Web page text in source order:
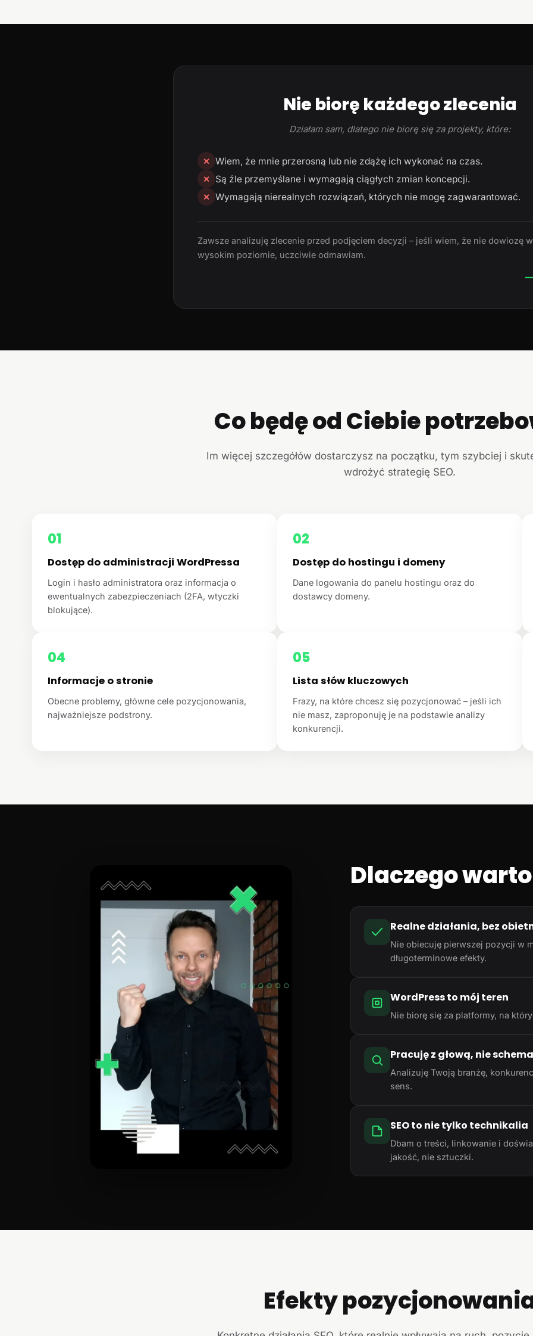
Nie biorę każdego zlecenia
Działam sam, dlatego nie biorę się za projekty, które:
✕ Wiem, że mnie przerosną lub nie zdążę ich wykonać na czas.
✕ Są źle przemyślane i wymagają ciągłych zmian koncepcji.
✕ Wymagają nierealnych rozwiązań, których nie mogę zagwarantować.
Zawsze analizuję zlecenie przed podjęciem decyzji – jeśli wiem, że nie dowiozę
wysokim poziomie, uczciwie odmawiam.
—
Co będę od Ciebie
Im więcej szczegółów dostarczysz na początku, tym szybciej i
wdrożyć strategię SEO.
01
Dostęp do administracji WordPressa
Login i hasło administratora oraz informacja o
ewentualnych zabezpieczeniach (2FA, wtyczki
blokujące).
02
Dostęp do hostingu i domeny
Dane logowania do panelu hostingu oraz do
dostawcy domeny.
04
Informacje o stronie
Obecne problemy, główne cele pozycjonowania,
najważniejsze podstrony.
05
Lista słów kluczowych
Frazy, na które chcesz się pozycjonować – jeśli ich
nie masz, zaproponuję je na podstawie analizy
konkurencji.
Dlaczego
Realne działania, bez
Nie obiecuję pierwszej pozycji w
długoterminowe efekty.
WordPress to mój teren
Nie biorę się za platformy, na
Pracuję z głową, nie
Analizuję Twoją branżę,
sens.
SEO to nie tylko technikalia
Dbam o treści, linkowanie i
jakość, nie sztuczki.
Efekty